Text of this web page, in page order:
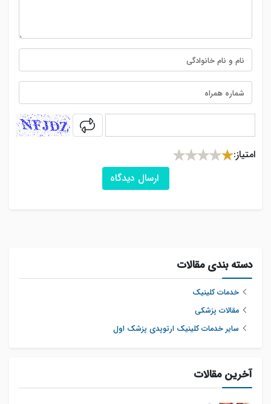
captcha
امتیاز:
ارسال دیدگاه
دسته بندی مقالات
خدمات کلینیک
مقالات پزشکی
سایر خدمات کلینیک ارتوپدی پزشک اول
آخرین مقالات